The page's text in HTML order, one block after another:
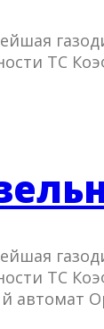
ТС
ТС
автомат